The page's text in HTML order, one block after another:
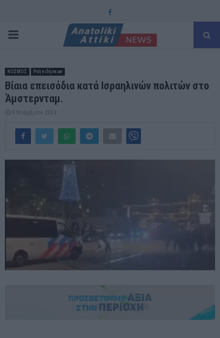
Facebook
PRIMARY
ΚΟΣΜΟΣ Ροή ειδήσεων
Βίαια επεισόδια κατά Ισραηλινών πολιτών στο
Άμστερνταμ.
8 Νοεμβρίου 2024